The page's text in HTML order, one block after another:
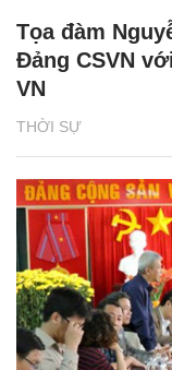
THỜI SỰ
Tọa đàm
Đảng CSVN
VN